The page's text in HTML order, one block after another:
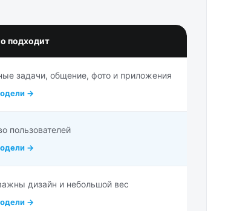
подходит
задачи, общение, фото и приложения
→
пользователей
→
дизайн и небольшой вес
→